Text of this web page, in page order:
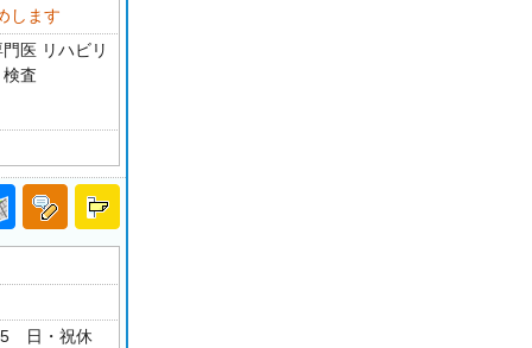
します
医 リハビリ
査
日・祝休